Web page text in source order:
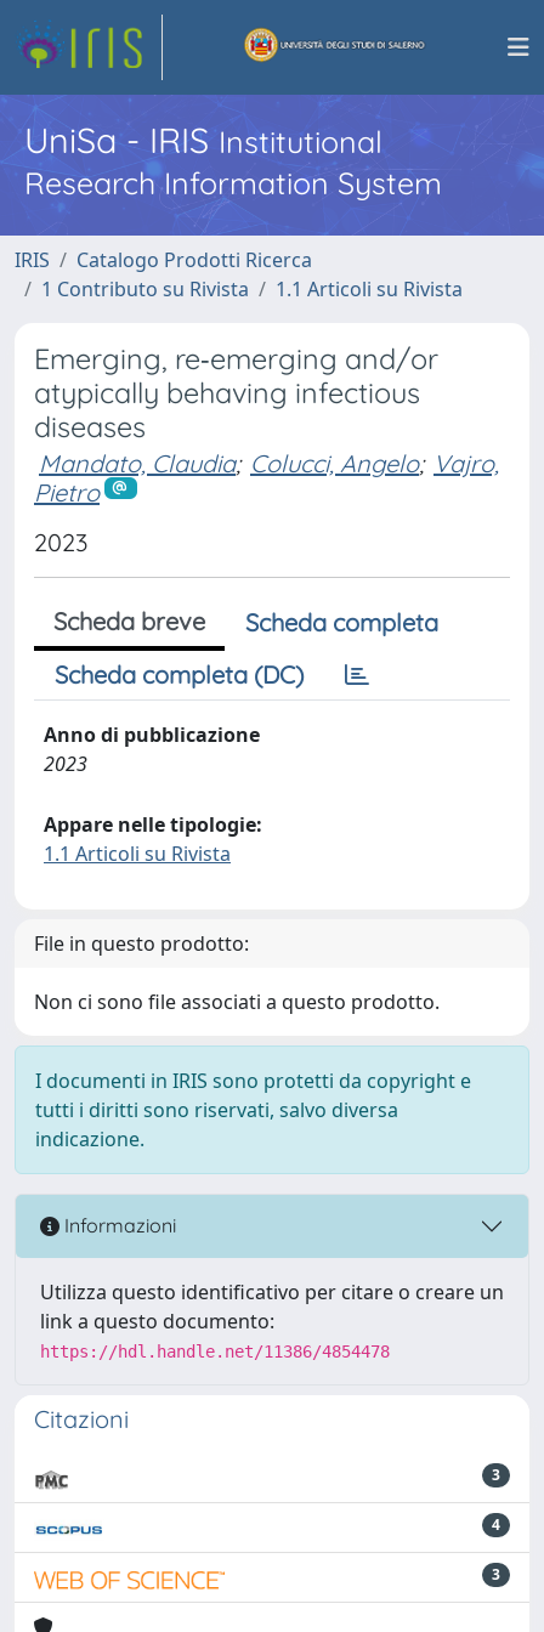
UniSa - IRISInstitutional
Research Information System
IRIS
Catalogo Prodotti Ricerca
1 Contributo su Rivista
1.1 Articoli su Rivista
Emerging, re‐emerging and/or
atypically behaving infectious
diseases
Mandato, Claudia; Colucci, Angelo; Vajro,
Pietro
2023
Scheda breve
Scheda completa
Scheda completa (DC)
Anno di pubblicazione
2023
Appare nelle tipologie:
1.1 Articoli su Rivista
File in questo prodotto:
Non ci sono file associati a questo prodotto.
I documenti in IRIS sono protetti da copyright e
tutti i diritti sono riservati, salvo diversa
indicazione.
Informazioni
Utilizza questo identificativo per citare o creare un
link a questo documento:
https://hdl.handle.net/11386/4854478
Citazioni
3
4
3